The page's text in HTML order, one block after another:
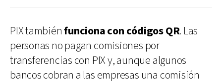
PIX tambiénfunciona con códigos QR. Las
personas no pagan comisiones por
transferencias con PIX y, aunque algunos
bancos cobran a las empresas una comisión